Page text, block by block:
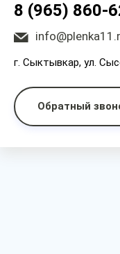
8 (965) 860-
г. Сыктывкар, ул.
Обратный